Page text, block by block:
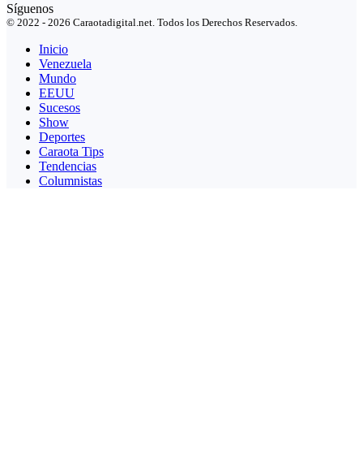
Síguenos
© 2022 - 2026 Caraotadigital.net. Todos los Derechos Reservados.
Inicio
Venezuela
Mundo
EEUU
Sucesos
Show
Deportes
Caraota Tips
Tendencias
Columnistas